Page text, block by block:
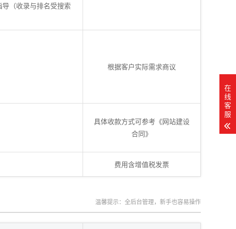
（收录与排名受搜索
根据客户实际需求商议
具体收款方式可参考《网站建设
合同》
费用含增值税发票
温馨提示：全后台管理，新手也容易操作
在
线
客
服